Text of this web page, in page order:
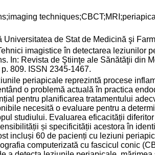
Universitatea de Stat de Medicină şi
imagistice în detectarea leziunilor
In: Revista de Ştiinţe ale Sănătăţii din
809. ISSN 2345-1467.
periapicale reprezintă procese
o problemă actuală în practica
pentru planificarea tratamentului
necesită o evaluare pentru a
studiului. Evaluarea eficacității
și specificității acestora în
incluși 60 de pacienți cu leziuni
computerizată cu fascicul conic